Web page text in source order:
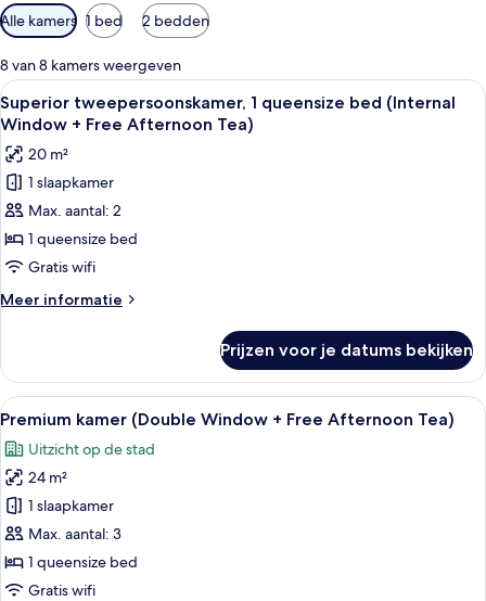
Beschikbare
filters
voor
kamers
Alle kamers 1 bed 2 bedden
8 van 8 kamers weergeven
Alle
foto's
voor
Superior
tweepersoonskamer,
1
queensize
bed
(Internal
Window
Free
Afternoon
Tea)
laden
Een slaapkamer met een bed,
8
Superior tweepersoonskamer, 1 queensize bed (Internal
Window + Free Afternoon Tea)
20 m²
1 slaapkamer
Max. aantal: 2
1 queensize bed
Gratis wifi
Meer informatie
Meer
tweepersoonskamer,
queensize
(Internal
Window
Free
Afternoon
Tea)
Prijzen voor je datums bekijken
Alle
foto's
voor
Premium
kamer
(Double
Window
+
Hotelkamer met een groot bed,
7
Premium kamer (Double Window + Free Afternoon Tea)
Uitzicht op de stad
24 m²
1 slaapkamer
Max. aantal: 3
1 queensize bed
Gratis wifi